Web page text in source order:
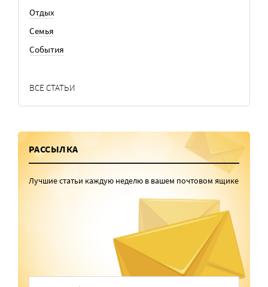
Отдых
Семья
События
ВСЕ СТАТЬИ
РАССЫЛКА
Лучшие статьи каждую неделю в вашем почтовом ящике